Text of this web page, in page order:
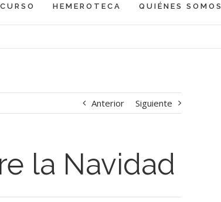
HEMEROTECA QUIÉNES SOMOS
Anterior Siguiente
la Navidad